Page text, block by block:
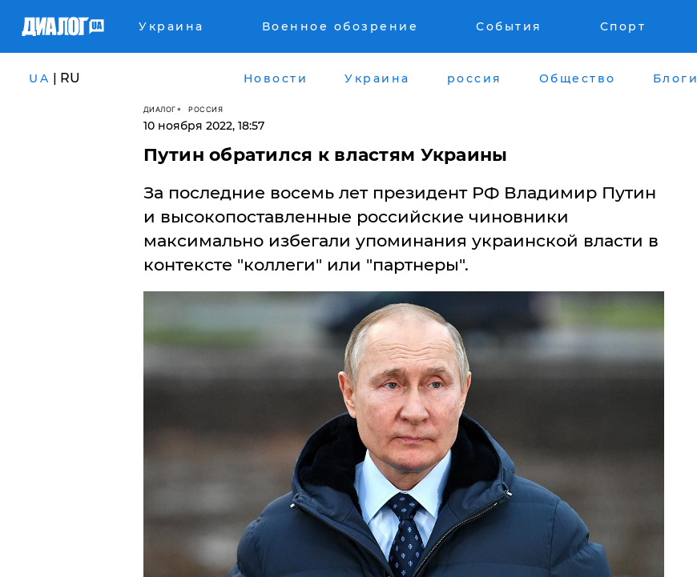
Украина Военное обозрение События Спорт
UA | RU Новости Украина россия Общество Блоги
ДИАЛОГ РОССИЯ
10 ноября 2022, 18:57
Путин обратился к властям Украины
За последние восемь лет президент РФ Владимир Путин
и высокопоставленные российские чиновники
максимально избегали упоминания украинской власти в
контексте "коллеги" или "партнеры".